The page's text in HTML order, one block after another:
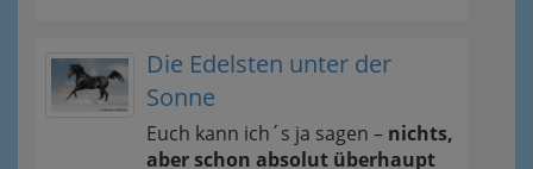
Die Edelsten unter der
Sonne
Euch kann ich´s ja sagen – nichts,
aber schon absolut überhaupt